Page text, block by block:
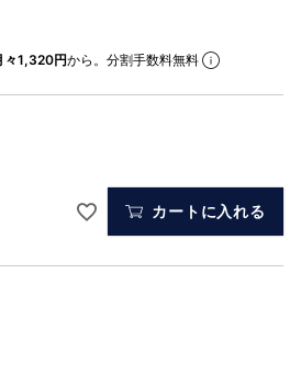
々1,320円から。分割手数料無料
カートに入れる